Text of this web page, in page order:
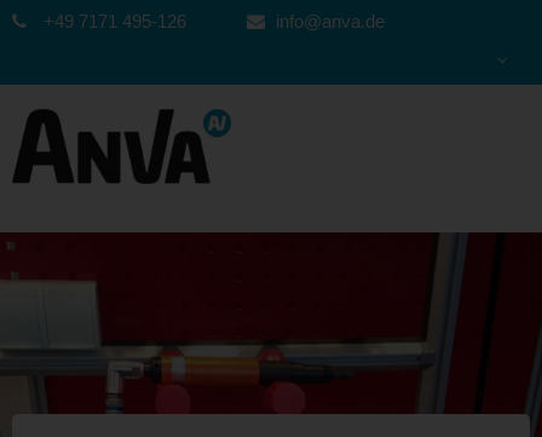
+49 7171 495-126 info@anva.de
한국어